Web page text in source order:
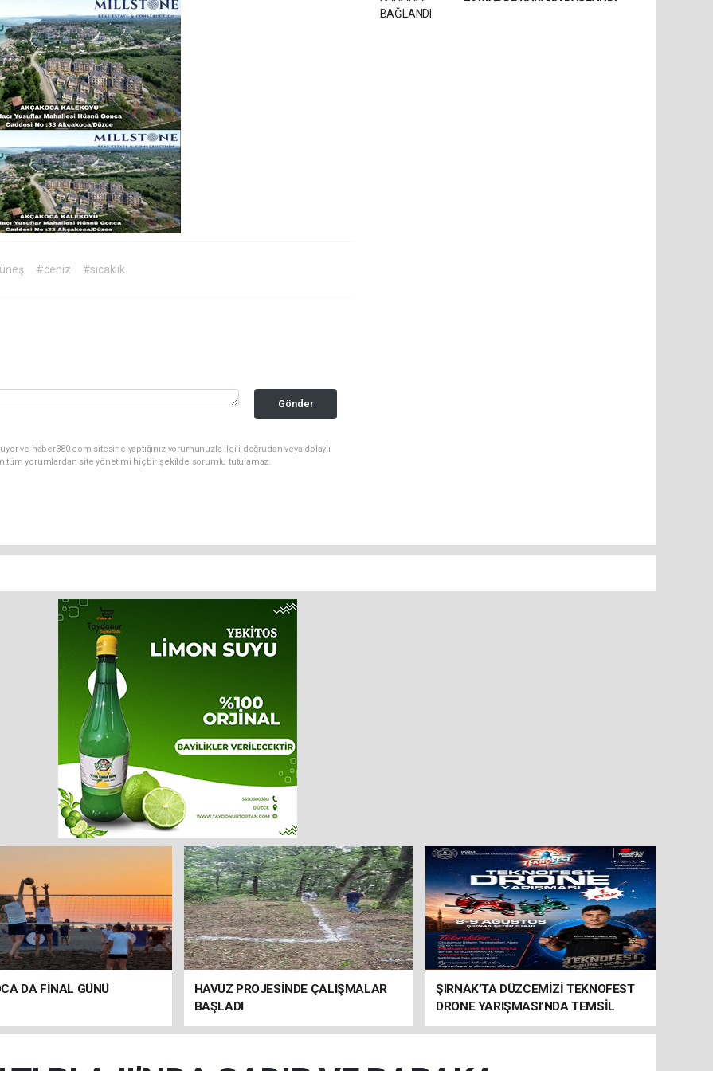
#deniz #sıcaklık
Gönder
ve haber380.com sitesine yaptığınız yorumunuzla ilgili doğrudan veya dolaylı
tüm yorumlardan site yönetimi hiçbir şekilde sorumlu tutulamaz.
DA FİNAL GÜNÜ
HAVUZ PROJESİNDE ÇALIŞMALAR
BAŞLADI
ŞIRNAK’TA DÜZCEMİZİ TEKNOFEST
DRONE YARIŞMASI’NDA TEMSİL
EDECEK